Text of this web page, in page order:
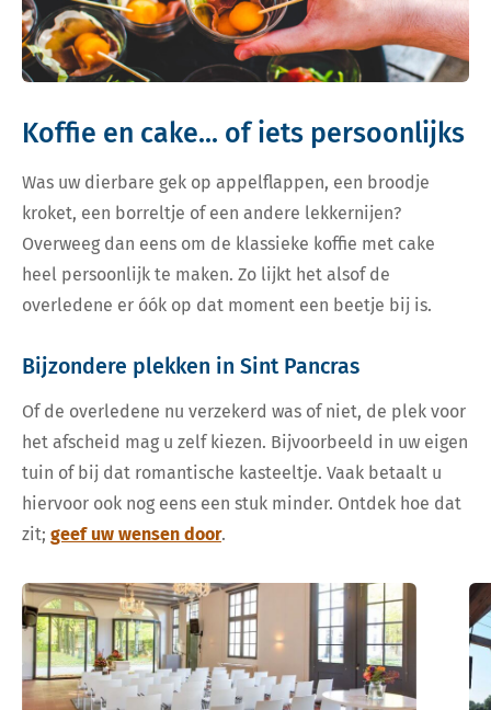
Koffie en cake... of iets persoonlijks
Was uw dierbare gek op appelflappen, een broodje
kroket, een borreltje of een andere lekkernijen?
Overweeg dan eens om de klassieke koffie met cake
heel persoonlijk te maken. Zo lijkt het alsof de
overledene er óók op dat moment een beetje bij is.
Bijzondere plekken in Sint Pancras
Of de overledene nu verzekerd was of niet, de plek voor
het afscheid mag u zelf kiezen. Bijvoorbeeld in uw eigen
tuin of bij dat romantische kasteeltje. Vaak betaalt u
hiervoor ook nog eens een stuk minder. Ontdek hoe dat
zit; geef uw wensen door.